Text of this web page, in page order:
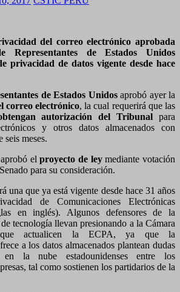
del correo electrónico aprobada
de Estados Unidos
privacidad de datos vigente desde hace
de Estados Unidosaprobó ayer la
correo electrónico, la cual requerirá que las
autorización del Tribunal para
y otros datos almacenados con
seis meses.
aprobó elproyecto de leymediante votación
para su consideración.
una que ya está vigente desde hace 31 años
de Comunicaciones Electrónicas
en inglés). Algunos defensores de la
tecnología llevan presionando a la Cámara
actualicen la ECPA, ya que la
a los datos almacenados plantean dudas
la nube estadounidenses entre los
tal como sostienen los partidarios de la